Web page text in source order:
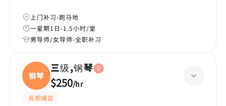
上门补习-跑马地
一星期1日-1.5小时/堂
男导师/女导师-全职补习
钢琴
三级,钢琴
$250/hr
長期補習